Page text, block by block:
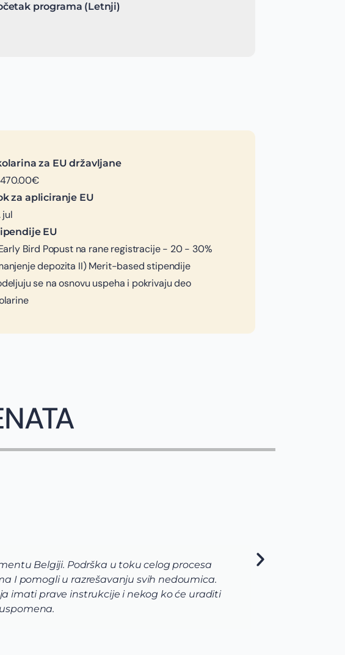
programa (Letnji)
za EU državljane
za apliciranje EU
jul
EU
Bird Popust na rane registracije - 20 - 30%
depozita II) Merit-based stipendije
se na osnovu uspeha i pokrivaju deo
Belgiji. Podrška u toku celog procesa
I pomogli u razrešavanju svih nedoumica.
imati prave instrukcije i nekog ko će uraditi